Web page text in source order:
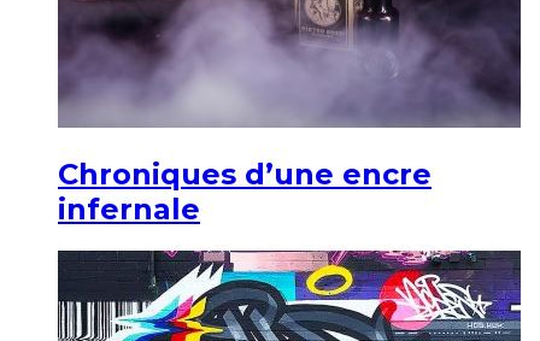
Chroniques d’une encre
infernale